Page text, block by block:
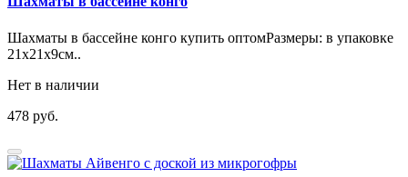
Шахматы в бассейне конго купить оптомРазмеры: в упаковке
21х21х9см..
Нет в наличии
478 руб.